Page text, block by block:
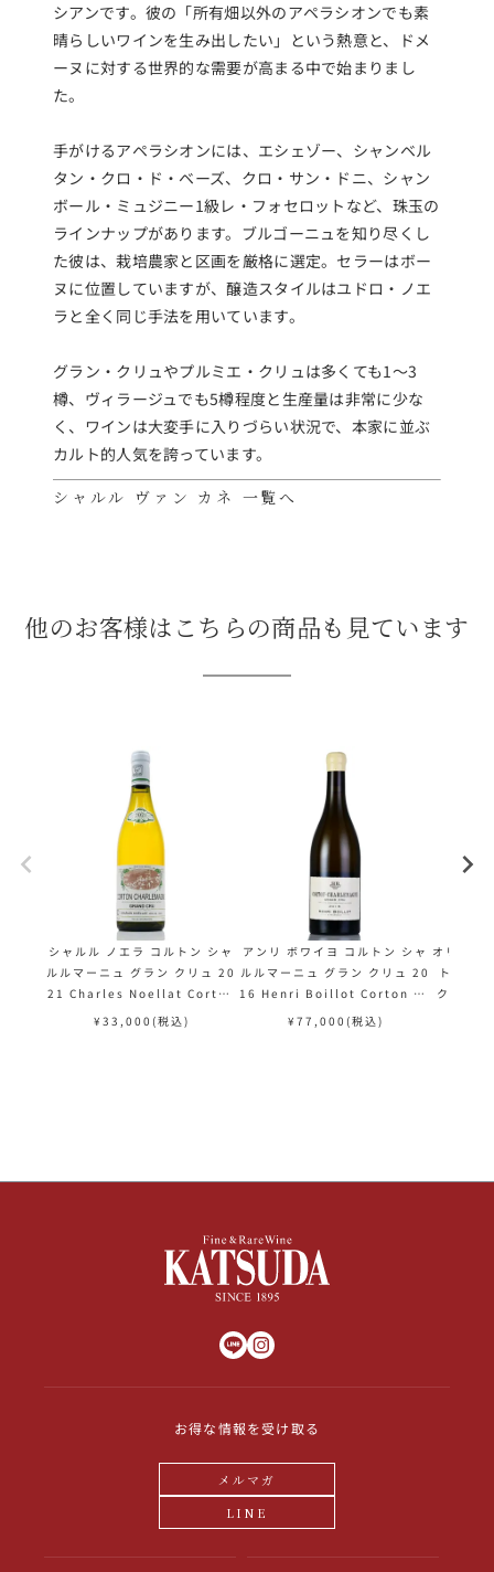
シアンです。彼の「所有畑以外のアペラシオンでも素
晴らしいワインを生み出したい」という熱意と、ドメ
ーヌに対する世界的な需要が高まる中で始まりまし
た。
手がけるアペラシオンには、エシェゾー、シャンベル
タン・クロ・ド・ベーズ、クロ・サン・ドニ、シャン
ボール・ミュジニー1級レ・フォセロットなど、珠玉の
ラインナップがあります。ブルゴーニュを知り尽くし
た彼は、栽培農家と区画を厳格に選定。セラーはボー
ヌに位置していますが、醸造スタイルはユドロ・ノエ
ラと全く同じ手法を用いています。
グラン・クリュやプルミエ・クリュは多くても1～3
樽、ヴィラージュでも5樽程度と生産量は非常に少な
く、ワインは大変手に入りづらい状況で、本家に並ぶ
カルト的人気を誇っています。
シャルル ヴァン カネ 一覧へ
他のお客様はこちらの商品も見ています
シャルル ノエラ コルトン シャ
ルルマーニュ グラン クリュ 20
21 Charles Noellat Corton
Charlemagne Grand Cru フ
¥ 33,000 (税込)
アンリ ボワイヨ コルトン シャ
ルルマーニュ グラン クリュ 20
16 Henri Boillot Corton Ch
arlemagne Grand Cru フラ
¥ 77,000 (税込)
オリヴィ
トン シ
クリュ
お得な情報を受け取る
メルマガ
LINE